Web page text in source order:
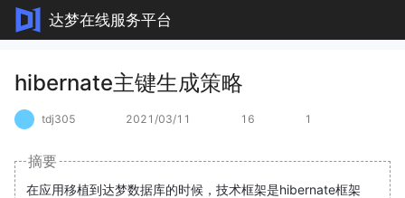
达梦在线服务平台
hibernate主键生成策略
tdj305 2021/03/11 16 1
摘要
在应用移植到达梦数据库的时候，技术框架是hibernate框架